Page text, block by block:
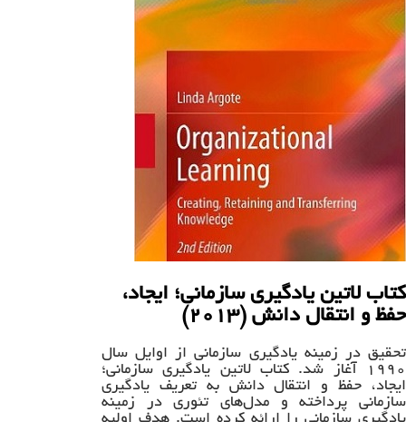
کتاب لاتین یادگیری سازمانی؛ ایجاد،
حفظ و انتقال دانش (۲۰۱۳)
تحقیق در زمینه یادگیری سازمانی از اوایل سال
۱۹۹۰ آغاز شد. کتاب لاتین یادگیری سازمانی؛
ایجاد، حفظ و انتقال دانش به تعریف یادگیری
سازمانی پرداخته و مدل‌های تئوری در زمینه